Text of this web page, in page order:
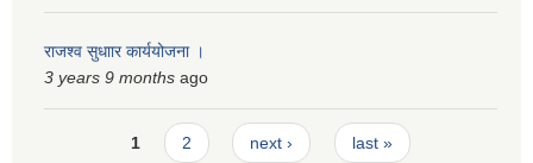
राजश्व सुधाार कार्ययोजना ।
3 years 9 months ago
Pages1 2 next › last »